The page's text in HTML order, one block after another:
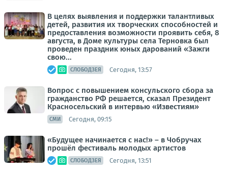
В целях выявления и поддержки талантливых
детей, развития их творческих способностей и
предоставления возможности проявить себя, 8
августа, в Доме культуры села Терновка был
проведен праздник юных дарований «Зажги
свою...
СЛОБОДЗЕЯ Сегодня, 13:57
Вопрос с повышением консульского сбора за
гражданство РФ решается, сказал Президент
Красносельский в интервью «Известиям»
СМИ Сегодня, 09:15
«Будущее начинается с нас!» – в Чобручах
прошёл фестиваль молодых артистов
СЛОБОДЗЕЯ Сегодня, 13:51